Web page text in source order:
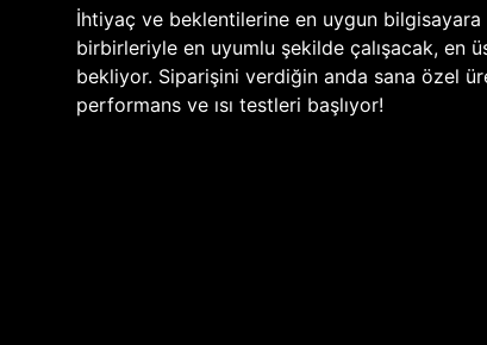
İhtiyaç ve beklentilerine en uygun
birbirleriyle en uyumlu şekilde çalışacak, en
bekliyor. Siparişini verdiğin anda sana özel
performans ve ısı testleri başlıyor!